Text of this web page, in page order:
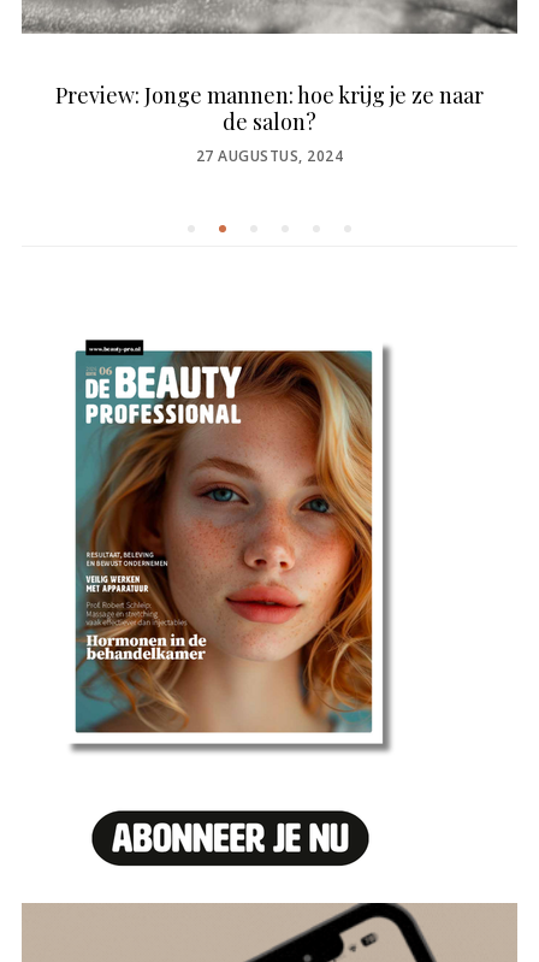
Preview: Jonge mannen: hoe krijg je ze naar
de salon?
POSTED
27 AUGUSTUS, 2024